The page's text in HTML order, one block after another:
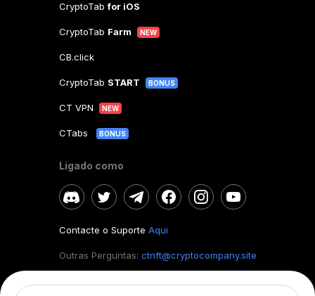
CryptoTabfor iOS
CryptoTab Farm NEW
CB.click
CryptoTab START BONUS
CT VPN NEW
CTabs BONUS
Ligado como
Contacte o Suporte Aqui
Outras Perguntas: ctnft@cryptocompany.site